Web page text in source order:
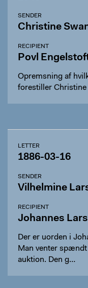
SENDER
Christine
RECIPIENT
Povl
Opremsning af
forestiller Christine
LETTER
1886-03-16
SENDER
Vilhelmine
RECIPIENT
Johannes
Der er uorden i
Man venter
auktion. Den g…